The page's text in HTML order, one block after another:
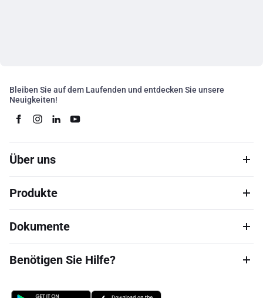
Bleiben Sie auf dem Laufenden und entdecken Sie unsere
Neuigkeiten!
Über uns
Produkte
Dokumente
Benötigen Sie Hilfe?